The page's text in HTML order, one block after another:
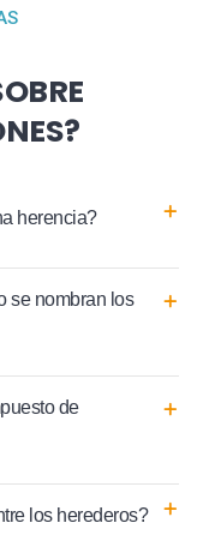
herencia?
se nombran los
de
los herederos?